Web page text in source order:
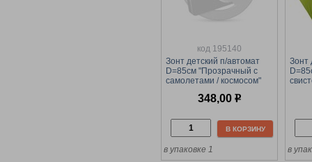
код 195140
Зонт детский п/автомат
D=85см "Прозрачный с
самолетами / космосом"
348,00 р
В КОРЗИНУ
в упаковке 1
Зонт
в